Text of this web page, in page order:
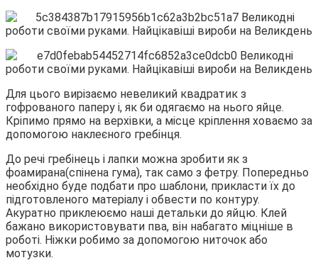
Для цього вирізаємо невеликий квадратик з
гофрованого паперу і, як би одягаємо на нього яйце.
Кріпимо прямо на верхівки, а місце кріплення ховаємо за
допомогою наклеєного гребінця.
До речі гребінець і лапки можна зробити як з
фоамирана(спінена гума), так само з фетру. Попередньо
необхідно буде подбати про шаблони, прикласти їх до
підготовленого матеріалу і обвести по контуру.
Акуратно приклеюємо наші детальки до яйцю. Клей
бажано використовувати пва, він набагато міцніше в
роботі. Ніжки робимо за допомогою ниточок або
мотузки.